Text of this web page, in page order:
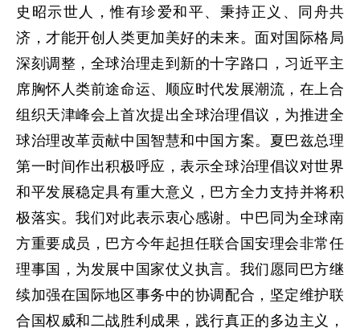
史昭示世人，惟有珍爱和平、秉持正义、同舟共
济，才能开创人类更加美好的未来。面对国际格局
深刻调整，全球治理走到新的十字路口，习近平主
席胸怀人类前途命运、顺应时代发展潮流，在上合
组织天津峰会上首次提出全球治理倡议，为推进全
球治理改革贡献中国智慧和中国方案。夏巴兹总理
第一时间作出积极呼应，表示全球治理倡议对世界
和平发展稳定具有重大意义，巴方全力支持并将积
极落实。我们对此表示衷心感谢。中巴同为全球南
方重要成员，巴方今年起担任联合国安理会非常任
理事国，为发展中国家仗义执言。我们愿同巴方继
续加强在国际地区事务中的协调配合，坚定维护联
合国权威和二战胜利成果，践行真正的多边主义，